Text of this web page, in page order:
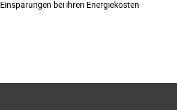
bei ihren Energiekosten